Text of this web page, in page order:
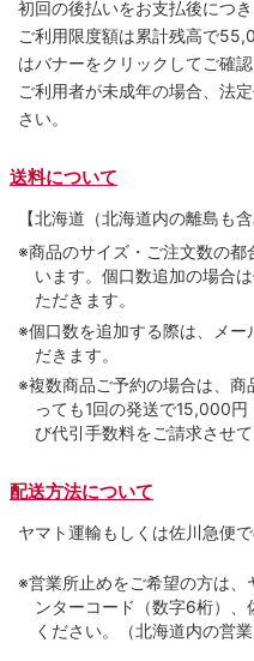
初回の後払いをお支払後につ
ご利用限度額は累計残高で
はバナーをクリックしてご確認
ご利用者が未成年の場合、法
さい。
送料について
【北海道（北海道内の離島も
※商品のサイズ・ご注文数の
います。個口数追加の場合
ただきます。
※個口数を追加する際は、メー
だきます。
※複数商品ご予約の場合は、
っても1回の発送で15,000円
び代引手数料をご請求させて
配送方法について
ヤマト運輸もしくは佐川急便
※営業所止めをご希望の方は
ンターコード（数字6桁）
ください。（北海道内の営業